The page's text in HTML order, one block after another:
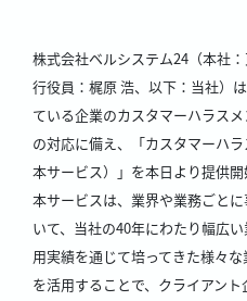
株式会社ベルシステム24（本社
行役員：梶原 浩、以下：当社）
ている企業のカスタマーハラス
の対応に備え、「カスタマーハ
本サービス）」を本日より提供開
本サービスは、業界や業務ごと
いて、当社の40年にわたり幅広
用実績を通じて培ってきた様々
を活用することで、クライアン